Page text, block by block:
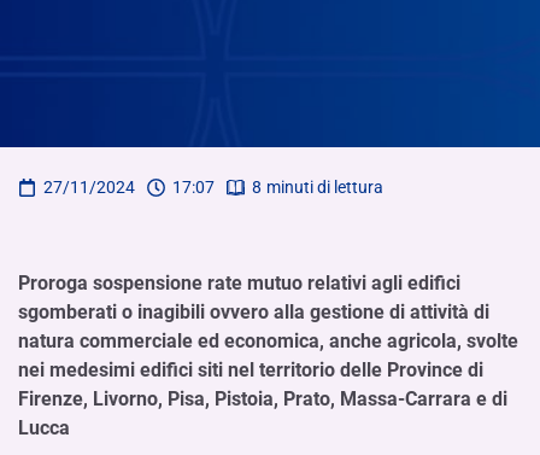
27/11/2024 17:07 8 minuti di lettura
Proroga sospensione rate mutuo relativi agli edifici
sgomberati o inagibili ovvero alla gestione di attività di
natura commerciale ed economica, anche agricola, svolte
nei medesimi edifici siti nel territorio delle Province di
Firenze, Livorno, Pisa, Pistoia, Prato, Massa-Carrara e di
Lucca